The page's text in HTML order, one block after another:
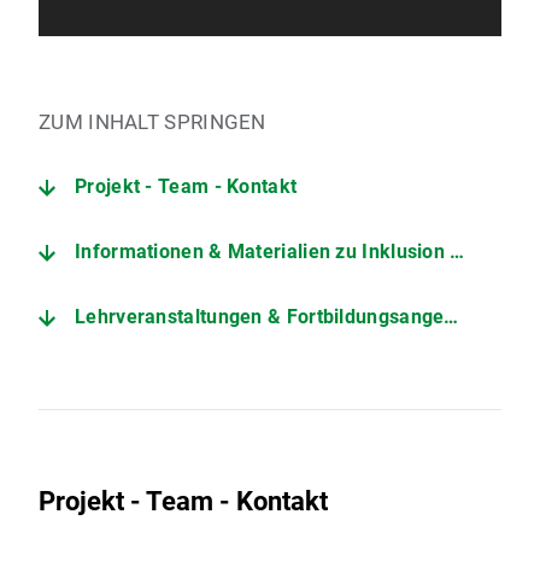
ZUM INHALT SPRINGEN
Projekt - Team - Kontakt
Informationen & Materialien zu Inklusion und Heterogenität
Lehrveranstaltungen & Fortbildungsangebote
Projekt - Team - Kontakt